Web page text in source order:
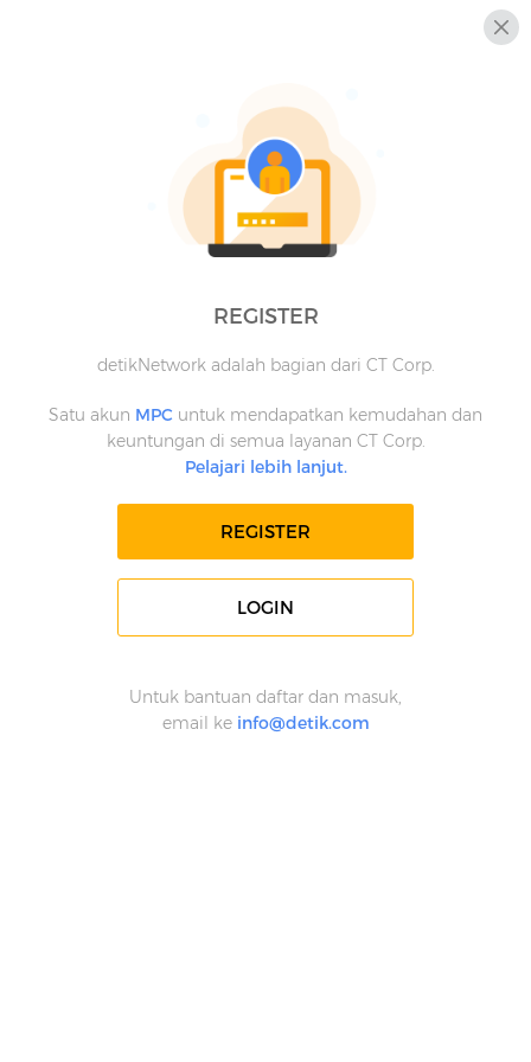
REGISTER
detikNetwork adalah bagian dari CT Corp.
Satu akun MPC untuk mendapatkan kemudahan dan
keuntungan di semua layanan CT Corp.
Pelajari lebih lanjut.
REGISTER
LOGIN
Untuk bantuan daftar dan masuk,
email ke info@detik.com